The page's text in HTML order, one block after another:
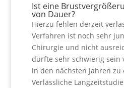
Ist eine
von Dauer?
Hierzu fehlen derzeit
Verfahren ist noch sehr
Chirurgie und nicht
dürfte sehr schwierig sein
in den nächsten Jahren zu
Verlässliche